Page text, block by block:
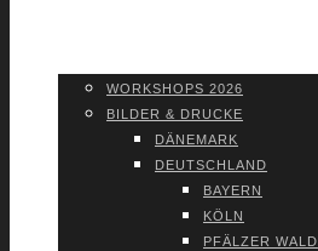
WORK­SHOPS 2026
BIL­DER & DRU­CKE
DÄNE­MARK
DEUTSCH­LAND
BAY­ERN
KÖLN
PFÄL­ZER WALD